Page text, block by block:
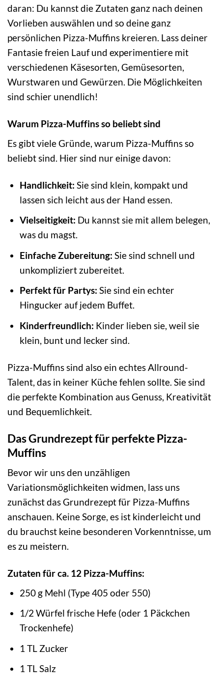
daran: Du kannst die Zutaten ganz nach deinen
Vorlieben auswählen und so deine ganz
persönlichen Pizza-Muffins kreieren. Lass deiner
Fantasie freien Lauf und experimentiere mit
verschiedenen Käsesorten, Gemüsesorten,
Wurstwaren und Gewürzen. Die Möglichkeiten
sind schier unendlich!
Warum Pizza-Muffins so beliebt sind
Es gibt viele Gründe, warum Pizza-Muffins so
beliebt sind. Hier sind nur einige davon:
Handlichkeit: Sie sind klein, kompakt und
lassen sich leicht aus der Hand essen.
Vielseitigkeit: Du kannst sie mit allem belegen,
was du magst.
Einfache Zubereitung: Sie sind schnell und
unkompliziert zubereitet.
Perfekt für Partys: Sie sind ein echter
Hingucker auf jedem Buffet.
Kinderfreundlich: Kinder lieben sie, weil sie
klein, bunt und lecker sind.
Pizza-Muffins sind also ein echtes Allround-
Talent, das in keiner Küche fehlen sollte. Sie sind
die perfekte Kombination aus Genuss, Kreativität
und Bequemlichkeit.
Das Grundrezept für perfekte Pizza-
Muffins
Bevor wir uns den unzähligen
Variationsmöglichkeiten widmen, lass uns
zunächst das Grundrezept für Pizza-Muffins
anschauen. Keine Sorge, es ist kinderleicht und
du brauchst keine besonderen Vorkenntnisse, um
es zu meistern.
Zutaten für ca. 12 Pizza-Muffins:
250 g Mehl (Type 405 oder 550)
1/2 Würfel frische Hefe (oder 1 Päckchen
Trockenhefe)
1 TL Zucker
1 TL Salz